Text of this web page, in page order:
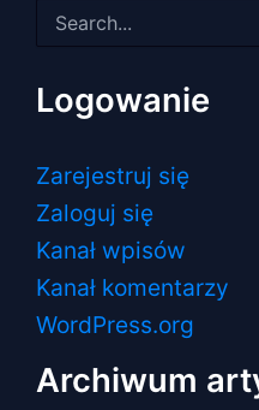
dla:
Logowanie
Zarejestruj się
Zaloguj się
Kanał wpisów
Kanał komentarzy
WordPress.org
Archiwum